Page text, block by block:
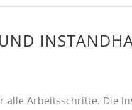
Arbeitsschritte. Die